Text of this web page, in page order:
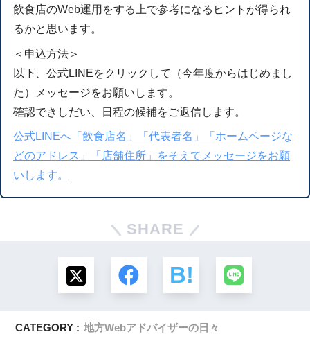
飲食店のWeb運用をする上で参考になるヒントが得られ
るかと思います。
＜申込方法＞
以下、公式LINEをクリックして（今年度からはじめまし
た）メッセージをお願いします。
確認できしだい、日程の候補をご返信します。
公式LINEへ「飲食店名」「代表者名」「ホームページな
どのアドレス」「店舗住所」をそえてメッセージをお願
いします。
SHARE
CATEGORY : 地方Webアドバイザーの日々